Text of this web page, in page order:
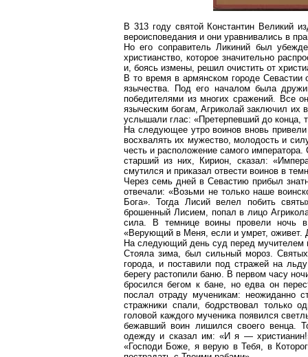
В 313 году святой Константин Великий
вероисповедания и они уравнивались в
Но его соправитель Ликиний был
христианство, которое значительно
и, боясь измены, решил очистить от
В то время в армянском городе Севастии
язычества. Под его началом была
победителями из многих сражений. Все
языческим богам, Агриколай заключил
услышали глас: «Претерпевший до конца,
На следующее утро воинов вновь
восхвалять их мужество, молодость и
честь и расположение самого
старший из них, Кирион, сказал:
смутился и приказал отвести воинов в
Через семь дней в Севастию прибыл
отвечали: «Возьми не только наше
Бога». Тогда Лисий велел побить
брошенный Лисием, попал в лицо
сила. В темнице воины провели ночь
«Верующий в Меня, если и умрет, оживет.
На следующий день суд перед мучителем
Стояла зима, был сильный мороз.
города, и поставили под стражей на
берегу растопили баню. В первом часу
бросился бегом к бане, но едва он
послал отраду мученикам: неожиданно
стражники спали, бодрствовал только
головой каждого мученика появился
бежавший воин лишился своего венца.
одежду и сказал им: «И я —
«Господи Боже, я верую в Тебя, в